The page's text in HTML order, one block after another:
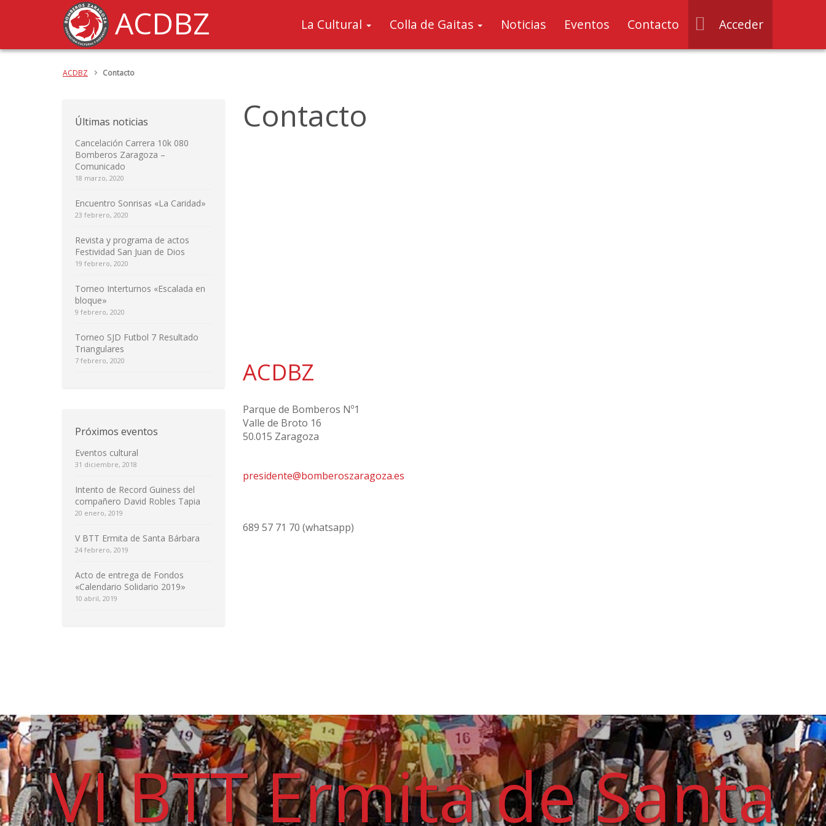
ACDBZ La Cultural Colla de Gaitas Noticias Eventos Contacto Acceder
ACDBZ Contacto
Contacto
ACDBZ
Parque de Bomberos Nº1
Valle de Broto 16
50.015 Zaragoza
presidente@bomberoszaragoza.es
689 57 71 70 (whatsapp)
Últimas noticias
Cancelación Carrera 10k 080
Bomberos Zaragoza –
Comunicado
18 marzo, 2020
Encuentro Sonrisas «La Caridad»
23 febrero, 2020
Revista y programa de actos
Festividad San Juan de Dios
19 febrero, 2020
Torneo Interturnos «Escalada en
bloque»
9 febrero, 2020
Torneo SJD Futbol 7 Resultado
Triangulares
7 febrero, 2020
Próximos eventos
Eventos cultural
31 diciembre, 2018
Intento de Record Guiness del
compañero David Robles Tapia
20 enero, 2019
V BTT Ermita de Santa Bárbara
24 febrero, 2019
Acto de entrega de Fondos
«Calendario Solidario 2019»
10 abril, 2019
VI BTT Ermita de Santa